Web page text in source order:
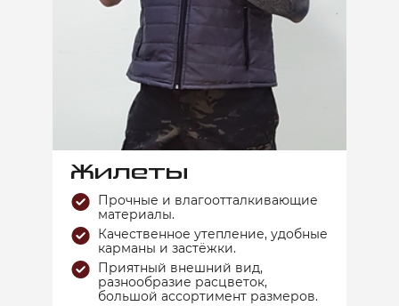
Жилеты
Прочные и влагоотталкивающие
материалы.
Качественное утепление, удобные
карманы и застёжки.
Приятный внешний вид,
разнообразие расцветок,
большой ассортимент размеров.